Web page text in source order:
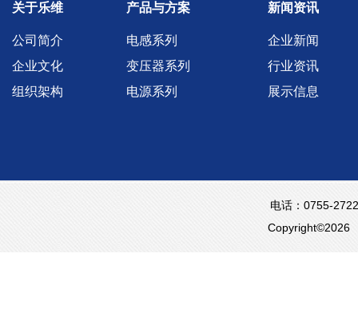
关于乐维 产品与方案 新闻资讯
公司简介
企业文化
组织架构
电感系列
变压器系列
电源系列
企业新闻
行业资讯
展示信息
电话：0755-
Copyright©2026